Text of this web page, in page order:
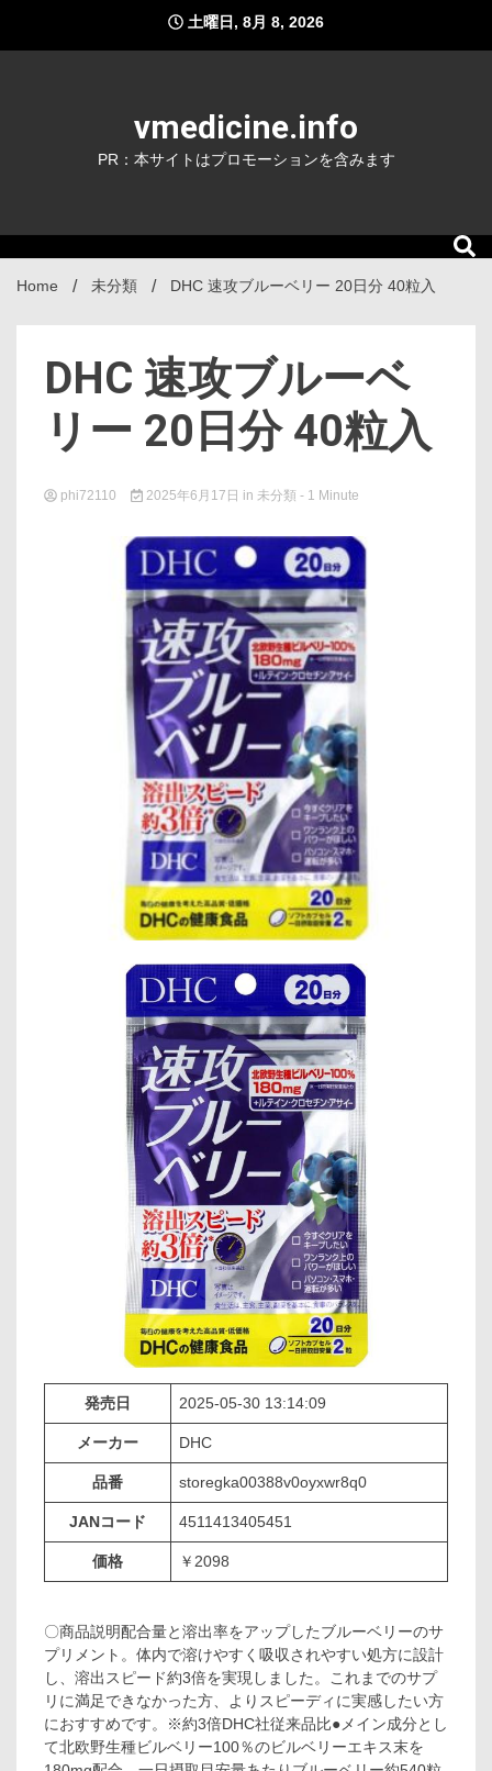
content
土曜日, 8月 8, 2026
vmedicine.info
PR：本サイトはプロモーションを含みます
Home 未分類 DHC 速攻ブルーベリー 20日分 40粒入
DHC 速攻ブルーベ
リー 20日分 40粒入
phi72110 2025年6月17日 in 未分類 - 1 Minute
発売日 2025-05-30 13:14:09
メーカー DHC
品番 storegka00388v0oyxwr8q0
JANコード 4511413405451
価格 ￥2098
〇商品説明配合量と溶出率をアップしたブルーベリーのサ
プリメント。体内で溶けやすく吸収されやすい処方に設計
し、溶出スピード約3倍を実現しました。これまでのサプ
リに満足できなかった方、よりスピーディに実感したい方
におすすめです。※約3倍DHC社従来品比●メイン成分とし
て北欧野生種ビルベリー100％のビルベリーエキス末を